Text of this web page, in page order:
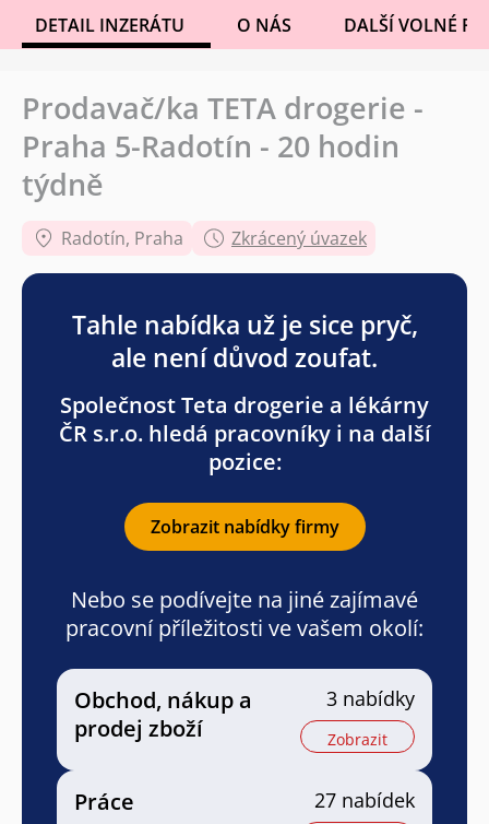
DETAIL INZERÁTU O NÁS DALŠÍ VOLNÉ
Prodavač/ka TETA drogerie -
Praha 5-Radotín - 20 hodin
týdně
Radotín, Praha Zkrácený úvazek
Tahle nabídka už je sice pryč,
ale není důvod zoufat.
Společnost Teta drogerie a lékárny
ČR s.r.o. hledá pracovníky i na další
pozice:
Zobrazit nabídky firmy
Nebo se podívejte na jiné zajímavé
pracovní příležitosti ve vašem okolí:
Obchod, nákup a
prodej zboží
3 nabídky
Zobrazit
Práce 27 nabídek